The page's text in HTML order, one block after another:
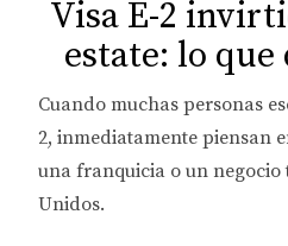
Visa E-2
estate: lo que
Cuando muchas personas
2, inmediatamente piensan
una franquicia o un
Unidos.